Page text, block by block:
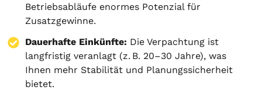
Betriebsabläufe enormes Potenzial für
Zusatzgewinne.
Dauerhafte Einkünfte: Die Verpachtung ist
langfristig veranlagt (z. B. 20–30 Jahre), was
Ihnen mehr Stabilität und Planungssicherheit
bietet.